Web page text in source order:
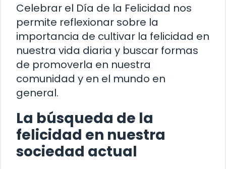
Celebrar el Día de la Felicidad nos
permite reflexionar sobre la
importancia de cultivar la felicidad en
nuestra vida diaria y buscar formas
de promoverla en nuestra
comunidad y en el mundo en
general.
La búsqueda de la
felicidad en nuestra
sociedad actual